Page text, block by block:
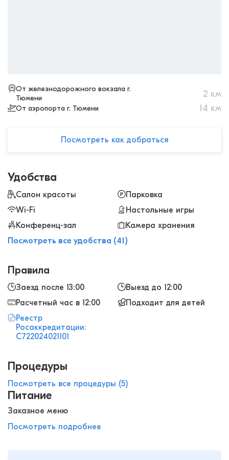
От железнодорожного вокзала г.
Тюмени
2 км
От аэропорта г. Тюмени 14 км
Посмотреть как добраться
Удобства
Салон красоты
Парковка
Wi-Fi
Настольные игры
Конференц-зал
Камера хранения
Посмотреть все удобства (41)
Правила
Заезд после 13:00
Выезд до 12:00
Расчетный час в 12:00
Подходит для детей
Реестр
Росаккредитации:
С722024021101
Процедуры
Посмотреть все процедуры (5)
Питание
Заказное меню
Посмотреть подробнее